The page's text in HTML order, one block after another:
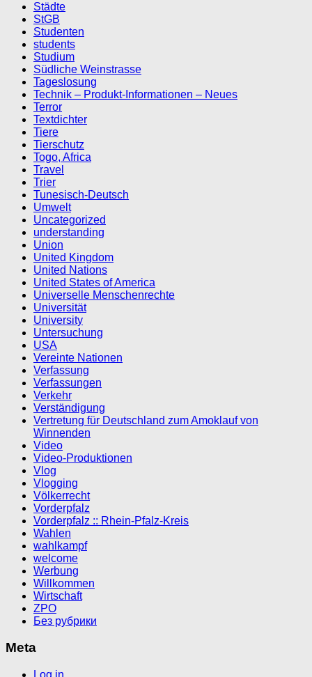
Städte
StGB
Studenten
students
Studium
Südliche Weinstrasse
Tageslosung
Technik – Produkt-Informationen – Neues
Terror
Textdichter
Tiere
Tierschutz
Togo, Africa
Travel
Trier
Tunesisch-Deutsch
Umwelt
Uncategorized
understanding
Union
United Kingdom
United Nations
United States of America
Universelle Menschenrechte
Universität
University
Untersuchung
USA
Vereinte Nationen
Verfassung
Verfassungen
Verkehr
Verständigung
Vertretung für Deutschland zum Amoklauf von
Winnenden
Video
Video-Produktionen
Vlog
Vlogging
Völkerrecht
Vorderpfalz
Vorderpfalz :: Rhein-Pfalz-Kreis
Wahlen
wahlkampf
welcome
Werbung
Willkommen
Wirtschaft
ZPO
Без рубрики
Meta
Log in